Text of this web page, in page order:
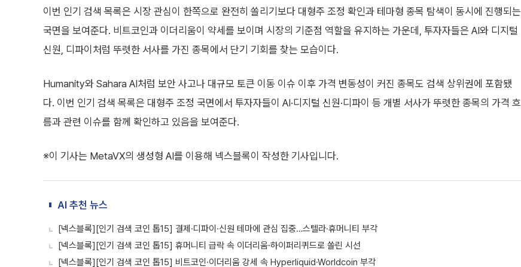
이번 인기 검색 목록은 시장 관심이 한쪽으로 완전히 쏠리기보다 대형주 조정 확인과 테마형 종목 탐색이 동시에 진행되는
국면을 보여준다. 비트코인과 이더리움이 약세를 보이며 시장의 기준점 역할을 유지하는 가운데, 투자자들은 AI와 디지털
신원, 디파이처럼 뚜렷한 서사를 가진 종목에서 단기 기회를 찾는 모습이다.
Humanity와 Sahara AI처럼 보안 사고나 대규모 토큰 이동 이슈 이후 가격 변동성이 커진 종목도 검색 상위권에 포함됐
다. 이번 인기 검색 목록은 대형주 조정 국면에서 투자자들이 AI·디지털 신원·디파이 등 개별 서사가 뚜렷한 종목의 가격 흐
름과 관련 이슈를 함께 확인하고 있음을 보여준다.
※이 기사는 MetaVX의 생성형 AI를 이용해 넥스블록이 작성한 기사입니다.
AI 추천 뉴스
[넥스블록][인기 검색 코인 톱15] 결제·디파이·신원 테마에 관심 집중…스텔라·휴머니티 부각
[넥스블록][인기 검색 코인 톱15] 휴머니티 급락 속 이더리움·하이퍼리퀴드로 쏠린 시선
[넥스블록][인기 검색 코인 톱15] 비트코인·이더리움 강세 속 Hyperliquid·Worldcoin 부각